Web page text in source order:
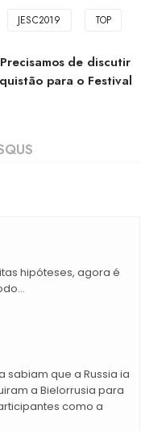
JESC2019 TOP
de discutir
para o Festival
hipóteses, agora é
sabiam que a Russia ia
a Bielorrusia para
como a